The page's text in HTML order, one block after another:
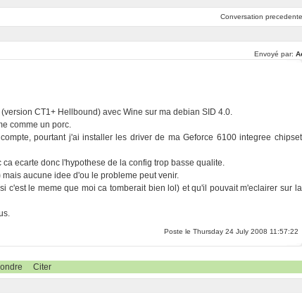
Conversation precedente
Envoyé par:
CT1+ Hellbound) avec Wine sur ma debian SID 4.0.
comme un porc.
pourtant j'ai installer les driver de ma Geforce 6100 integree chipset
ecarte donc l'hypothese de la config trop basse qualite.
aucune idee d'ou le probleme peut venir.
le meme que moi ca tomberait bien lol) et qu'il pouvait m'eclairer sur la
Poste le Thursday 24 July 2008 11:57:22
Citer